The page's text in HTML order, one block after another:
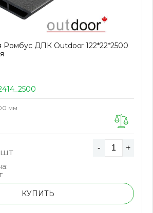
Ромбус ДПК Outdoor 122*22*2500
мм
шт - +
КУПИТЬ